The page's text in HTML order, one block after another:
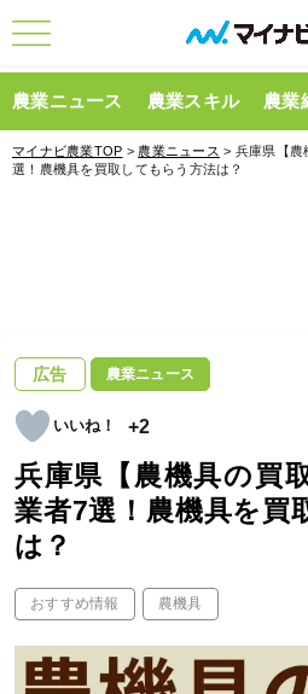
農業ニュース 農業スキル 農業
マイナビ農業TOP > 農業ニュース > 兵庫県【農
選！農機具を買取してもらう方法は？
広告 農業ニュース
+2
兵庫県【農機具の買
業者7選！農機具を買
は？
おすすめ情報 農機具